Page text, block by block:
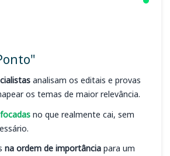
analisam os editais e provas
os temas de maior relevância.
no que realmente cai, sem
na ordem de importância para um